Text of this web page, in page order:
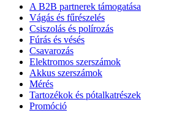
A B2B partnerek támogatása
Vágás és fűrészelés
Csiszolás és polírozás
Fúrás és vésés
Csavarozás
Elektromos szerszámok
Akkus szerszámok
Mérés
Tartozékok és pótalkatrészek
Promóció